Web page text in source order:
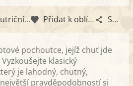
Zapsat do nutričního diáře Přidat k oblíbeným Sdílet
pochoutce, jejíž chuť jde
klasický
je lahodný, chutný,
pravděpodobností si